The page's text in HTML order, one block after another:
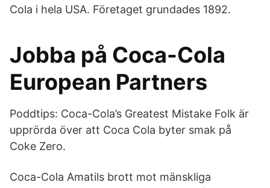
Cola i hela USA. Företaget grundades 1892.
Jobba på Coca-Cola
European Partners
Poddtips: Coca-Cola’s Greatest Mistake Folk är
upprörda över att Coca Cola byter smak på
Coke Zero.
Coca-Cola Amatils brott mot mänskliga